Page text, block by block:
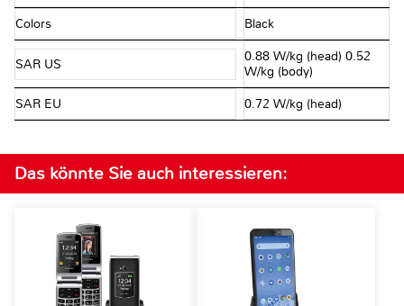
Colors Black
SAR US
0.88 W/kg (head) 0.52
W/kg (body)
SAR EU 0.72 W/kg (head)
Das könnte Sie auch interessieren: